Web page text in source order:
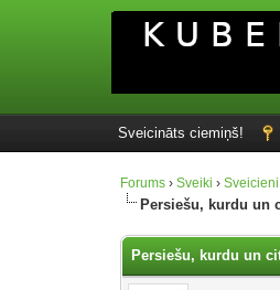
Sveicināts ciemiņš!
Forums ›Sveiki ›Sveicieni
Persiešu, kurdu un
Persiešu, kurdu un